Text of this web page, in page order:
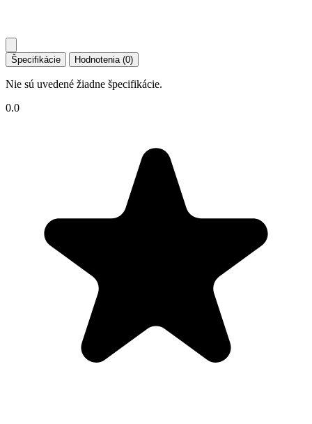
Špecifikácie Hodnotenia (0)
Nie sú uvedené žiadne špecifikácie.
0.0